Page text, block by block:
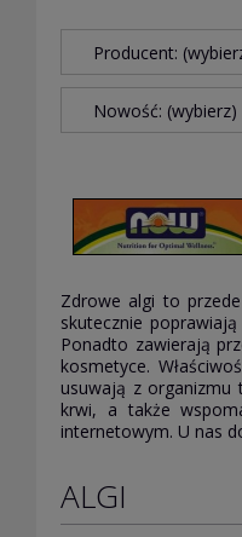
Producent:
Nowość: (wybierz)
Zdrowe algi to
skutecznie
Ponadto zawierają
kosmetyce.
usuwają z organizmu
krwi, a także
internetowym. U nas
ALGI